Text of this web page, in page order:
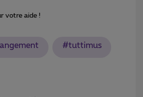
votre aide !
#tuttimus